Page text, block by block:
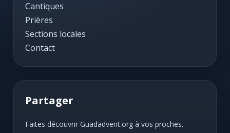
Cantiques
Prières
Sections locales
Contact
Partager
Faites découvrir Guadadvent.org à vos proches.